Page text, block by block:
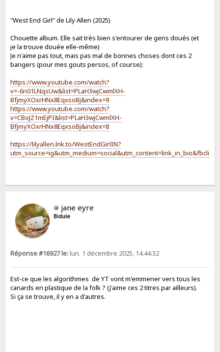
"West End Girl" de Lily Allen (2025)
Chouette album. Elle sait très bien s'entourer de gens doués (et
je la trouve douée elle-même)
Je n'aime pas tout, mais pas mal de bonnes choses dont ces 2
bangers (pour mes gouts persos, of course):
https://www.youtube.com/watch?
v=-6n01LNqsUw&list=PLaH3wjCwmlXH-
BfjmyXOxrHNx8EqxsoBj&index=9
https://www.youtube.com/watch?
v=CBoJZ1mEjPI&list=PLaH3wjCwmlXH-
BfjmyXOxrHNx8EqxsoBj&index=8
https://lilyallen.lnk.to/WestEndGirlIN?
jane eyre
Bidule
Réponse #16927 le:lun. 1 décembre 2025, 14:44:32
Est-ce que les algorithmes de YT vont m'emmener vers tous les
canards en plastique de la folk ? (j'aime ces 2 titres par ailleurs).
Si ça se trouve, il y en a d'autres.